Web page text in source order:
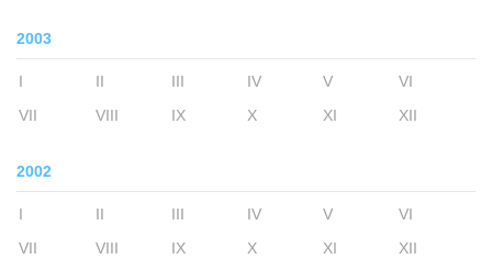
2003
I II III IV V
VI
VII
VIII IX X XI XII
2002
I II III IV V
VI
VII
VIII IX X XI XII